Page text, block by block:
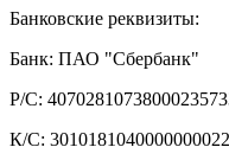
Банковские реквизиты:
Банк: ПАО "Сбербанк"
Р/С:
К/С: